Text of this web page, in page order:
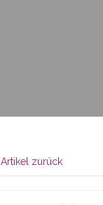
Artikel zurück